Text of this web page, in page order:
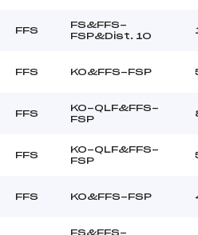
FFS
FS&FFS-
FSP&Dist. 10
FFS KO&FFS-FSP
FFS
KO-QLF&FFS-
FSP
FFS
KO-QLF&FFS-
FSP
FFS KO&FFS-FSP
FS&FFS-